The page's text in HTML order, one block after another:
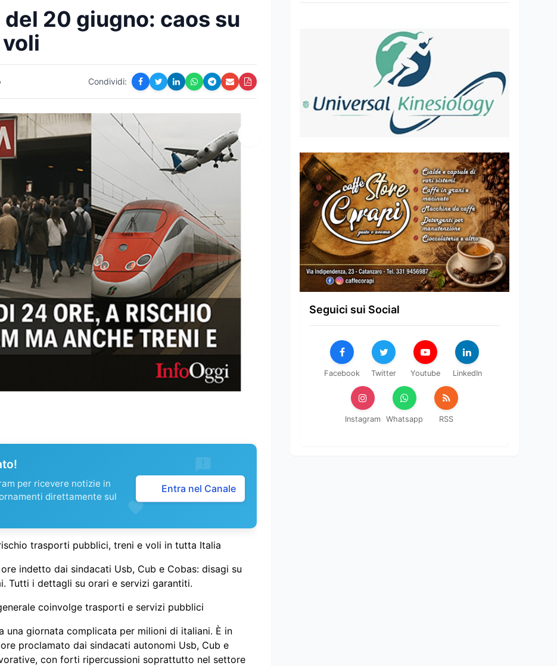
20 giugno: caos su
Condividi:
per ricevere notizie in
direttamente sul
Entra nel Canale
trasporti pubblici, treni e voli in tutta Italia
indetto dai sindacati Usb, Cub e Cobas: disagi su
Tutti i dettagli su orari e servizi garantiti.
coinvolge trasporti e servizi pubblici
giornata complicata per milioni di italiani. È in
proclamato dai sindacati autonomi Usb, Cub e
con forti ripercussioni soprattutto nel settore
Seguici sui Social
Facebook Twitter Youtube LinkedIn
Instagram Whatsapp RSS